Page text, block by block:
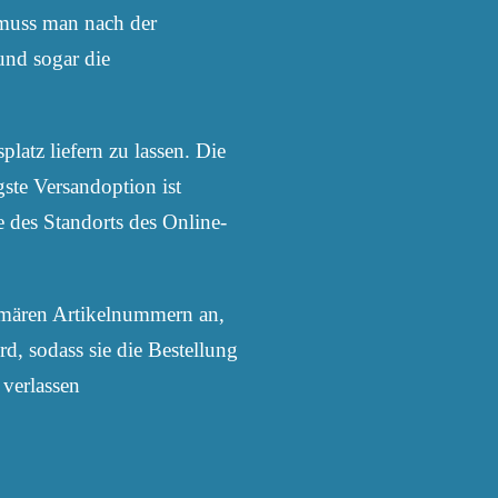
man nach der
sogar die
liefern zu lassen. Die
Versandoption ist
Standorts des Online-
Artikelnummern an,
sodass sie die Bestellung